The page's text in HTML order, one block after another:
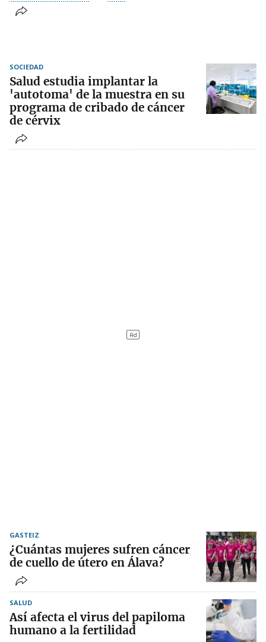
SOCIEDAD
Salud estudia implantar la
'autotoma' de la muestra en su
programa de cribado de cáncer
de cérvix
GASTEIZ
¿Cuántas mujeres sufren cáncer
de cuello de útero en Álava?
SALUD
Así afecta el virus del papiloma
humano a la fertilidad